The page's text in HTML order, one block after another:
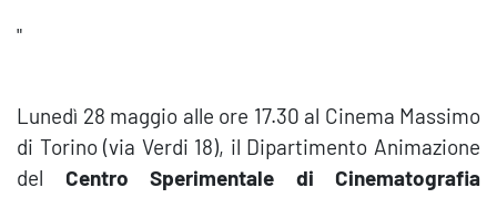
"
Lunedì 28 maggio alle ore 17.30 al Cinema Massimo
di Torino (via Verdi 18), il Dipartimento Animazione
del Centro Sperimentale di Cinematografia